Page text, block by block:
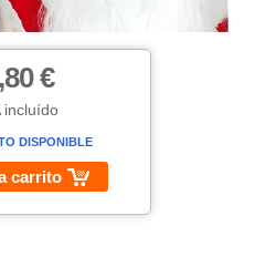
€
incluído
DISPONIBLE
carrito